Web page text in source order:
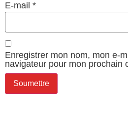
E-mail *
Enregistrer mon nom, mon e-
navigateur pour mon prochain